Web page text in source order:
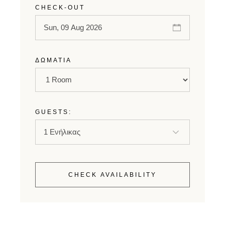
CHECK-OUT
ΔΩΜΆΤΙΑ
GUESTS:
CHECK AVAILABILITY